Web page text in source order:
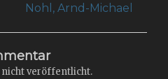
Next
Nohl, Arnd-Michael
nicht veröffentlicht.